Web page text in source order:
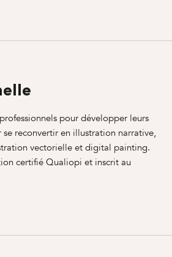
pour développer leurs
reconvertir en illustration narrative,
vectorielle et digital painting.
certifié Qualiopi et inscrit au